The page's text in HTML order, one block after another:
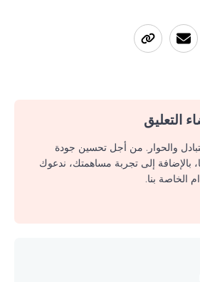
التعليق
والحوار. من أجل تحسين جودة
بالإضافة إلى تجربة مساهمتك، ندعوك
الخاصة بنا.